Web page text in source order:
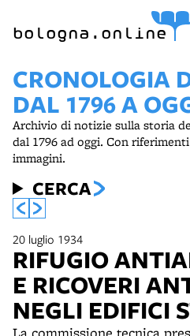
bologna.online
CRONOLOGIA
DAL 1796 A
Archivio di notizie sulla storia
dal 1796 ad oggi. Con
immagini.
CERCA
20 luglio 1934
RIFUGIO
E RICOVERI
NEGLI EDIFICI